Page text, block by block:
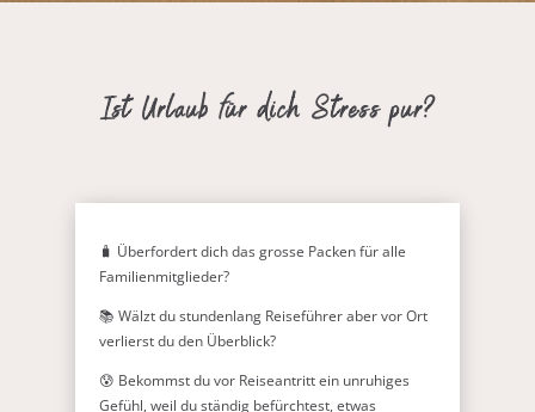
Ist Urlaub für dich Stress pur?
🧳 Überfordert dich das grosse Packen für alle
Familienmitglieder?
📚 Wälzt du stundenlang Reiseführer aber vor Ort
verlierst du den Überblick?
😰 Bekommst du vor Reiseantritt ein unruhiges
Gefühl, weil du ständig befürchtest, etwas